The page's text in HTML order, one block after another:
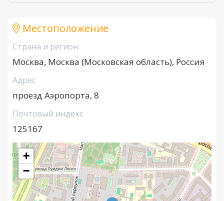
Местоположение
Страна и регион
Москва, Москва (Московская область), Россия
Адрес
проезд Аэропорта, 8
Почтовый индекс
125167
+
−